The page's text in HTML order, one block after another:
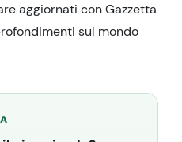
aggiornati con Gazzetta
sul mondo